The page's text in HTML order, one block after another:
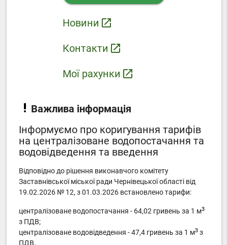
Новини launch
Контакти launch
Мої рахунки launch
Важлива інформація
Інформуємо про коригування тарифів
на централізоване водопостачання та
водовідведення та введення
Відповідно до рішення виконавчого комітету
Заставнівської міської ради Чернівецької області від
19.02.2026 № 12, з 01.03.2026 встановлено тарифи:
централізоване водопостачання - 64,02 гривень за 1 м3
з ПДВ;
централізоване водовідведення - 47,4 гривень за 1 м3з
ПДВ.